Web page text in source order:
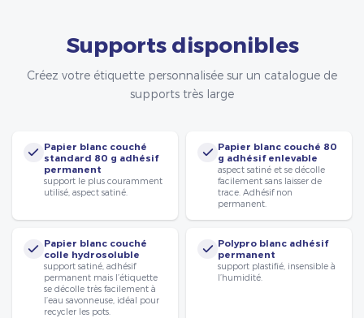
Supports disponibles
Créez votre étiquette personnalisée sur un catalogue de
supports très large
Papier blanc couché
standard 80 g adhésif
permanent
support le plus couramment
utilisé, aspect satiné.
Papier blanc couché 80
g adhésif enlevable
aspect satiné et se décolle
facilement sans laisser de
trace. Adhésif non
permanent.
Papier blanc couché
colle hydrosoluble
support satiné, adhésif
permanent mais l’étiquette
se décolle très facilement à
l’eau savonneuse, idéal pour
recycler les pots.
Polypro blanc adhésif
permanent
support plastifié, insensible à
l’humidité.